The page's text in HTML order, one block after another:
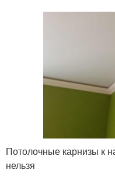
Потолочные карнизы к
нельзя